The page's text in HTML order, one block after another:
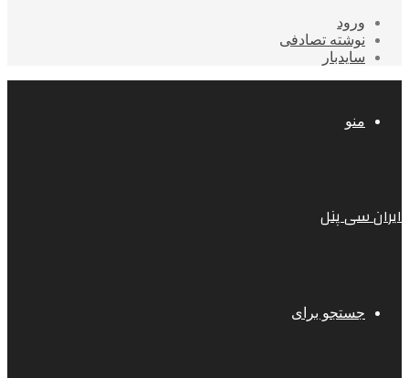
ورود
نوشته تصادفی
سایدبار
منو
ایران سی پنل
جستجو برای